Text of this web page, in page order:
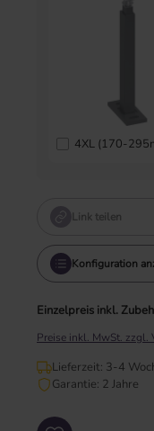
4XL (170-
Link teilen
Konfiguration
Einzelpreis inkl.
Preise inkl. MwSt. zzgl.
Lieferzeit: 3-4
Garantie: 2 Jahre
Produkt Anzahl: Gib den